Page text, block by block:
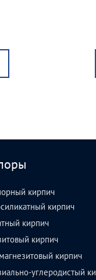
кирпич
кирпич
кирпич
кирпич
кирпич
углеродистый